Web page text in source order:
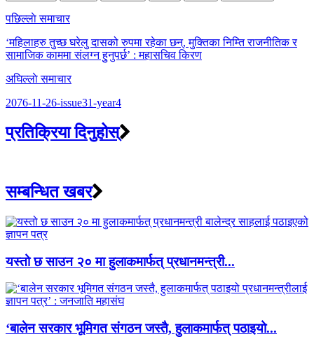
Post
navigation
पछिल्लाे समाचार
‘महिलाहरु तुच्छ घरेलु दासको रुपमा रहेका छन्, मुक्तिका निम्ति राजनीतिक र
सामाजिक काममा संलग्न हुुनुपर्छ’ : महासचिव किरण
अघिल्लाे समाचार
2076-11-26-issue31-year4
प्रतिक्रिया दिनुहोस्
सम्बन्धित खबर
यस्तो छ साउन २० मा हुलाकमार्फत् प्रधानमन्त्री...
‘बालेन सरकार भूमिगत संगठन जस्तै, हुलाकमार्फत् पठाइयो...